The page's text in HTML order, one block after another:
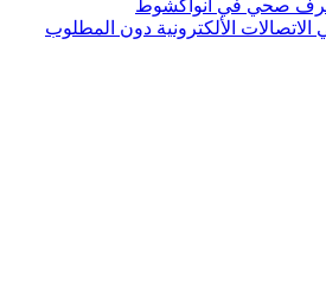
الألكترونية دون المطلوب